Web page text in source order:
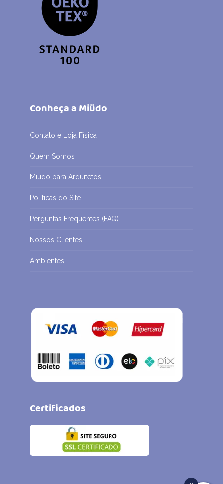
Conheça a Miüdo
Contato e Loja Física
Quem Somos
Miüdo para Arquitetos
Políticas do Site
Perguntas Frequentes (FAQ)
Nossos Clientes
Ambientes
Certificados